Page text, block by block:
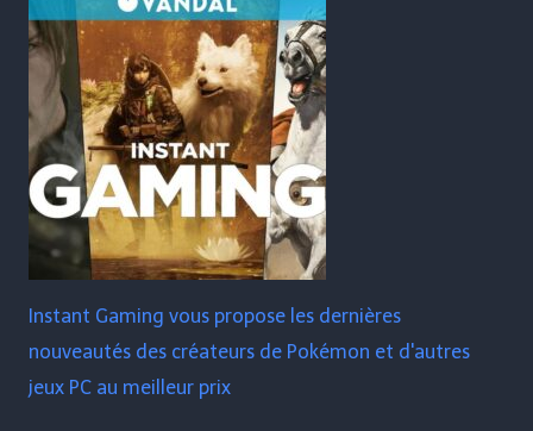
Instant Gaming vous propose les dernières
nouveautés des créateurs de Pokémon et d'autres
jeux PC au meilleur prix